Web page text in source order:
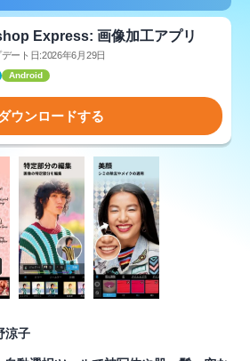
Express: 画像加工アプリ
ート日:2026年6月29日
Android
ウンロードする
涼子